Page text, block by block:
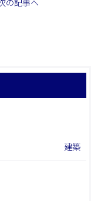
の記事へ
建築